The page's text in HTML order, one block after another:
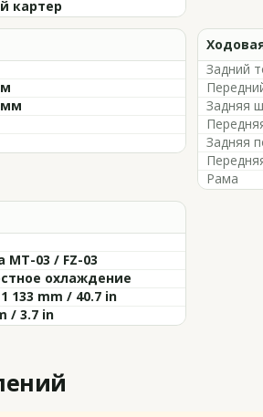
картер
мм
Задний
Задняя
Задняя
Рама
MT-03 / FZ-03
охлаждение
133 mm / 40.7 in
/ 3.7 in